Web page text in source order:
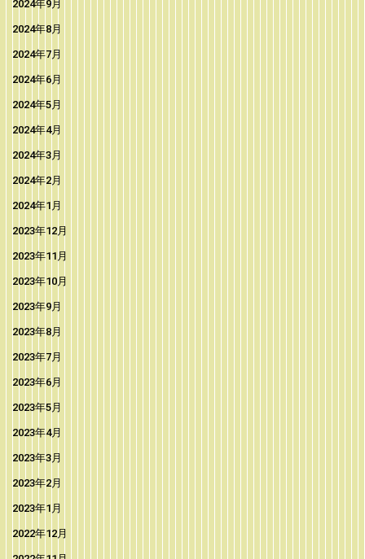
2024年9月
2024年8月
2024年7月
2024年6月
2024年5月
2024年4月
2024年3月
2024年2月
2024年1月
2023年12月
2023年11月
2023年10月
2023年9月
2023年8月
2023年7月
2023年6月
2023年5月
2023年4月
2023年3月
2023年2月
2023年1月
2022年12月